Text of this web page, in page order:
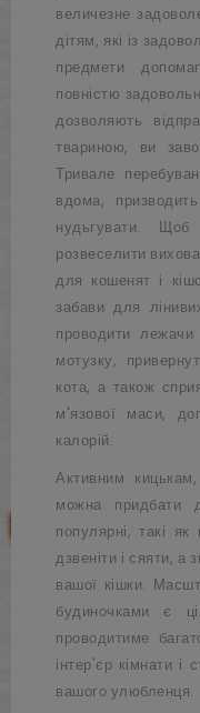
величезне
дітям, які із
предмети
повністю
дозволяють
твариною, ви
Тривале
вдома,
нудьгувати.
розвеселити
для кошенят і
забави для
проводити
мотузку,
кота, а також
м'язової маси,
калорій.
Активним
можна придбати
популярні, такі
дзвеніти і сяяти, а
вашої кішки.
будиночками є
проводитиме
інтер'єр кімнати
вашого улюбленця.